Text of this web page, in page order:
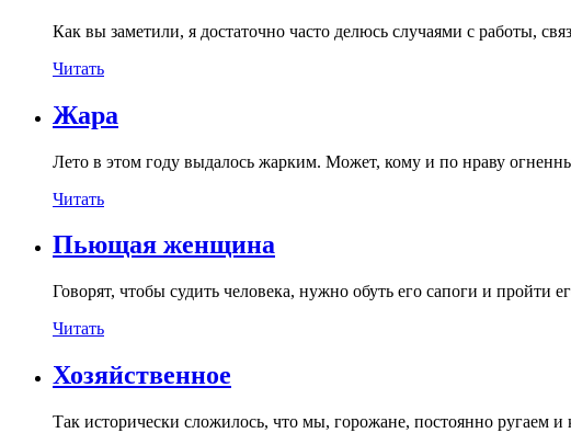
Как вы заметили, я достаточно часто делюсь случаями с работы,
Читать
Жара
Лето в этом году выдалось жарким. Может, кому и по нраву
Читать
Пьющая женщина
Говорят, чтобы судить человека, нужно обуть его сапоги и пройти
Читать
Хозяйственное
Так исторически сложилось, что мы, горожане, постоянно ругаем